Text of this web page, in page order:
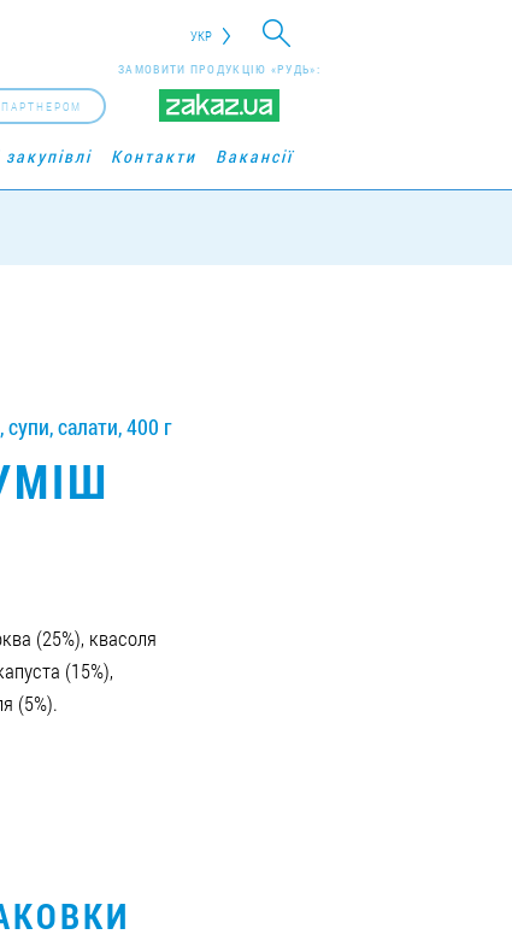
УКР
ЗАМОВИТИ ПРОДУКЦІЮ «РУДЬ»:
закупівлі Контакти Вакансії
салати, 400 г
(25%), квасоля
(15%),
(5%).